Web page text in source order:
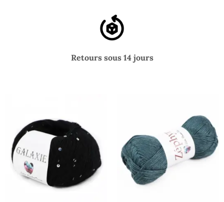
Retours sous 14 jours